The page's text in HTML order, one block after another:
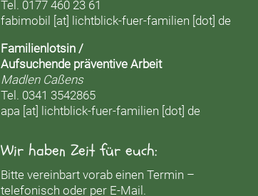
Tel. 0177 460 23 61
fabimobil [at] lichtblick-fuer-familien [dot] de
Familienlotsin /
Aufsuchende präventive Arbeit
Madlen Caßens
Tel. 0341 3542865
apa [at] lichtblick-fuer-familien [dot] de
Wir haben Zeit für euch:
Bitte vereinbart vorab einen Termin –
telefonisch oder per E-Mail.